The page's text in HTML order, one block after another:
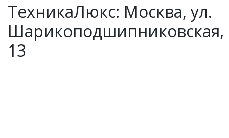
ТехникаЛюкс: Москва, ул.
Шарикоподшипниковская,
13